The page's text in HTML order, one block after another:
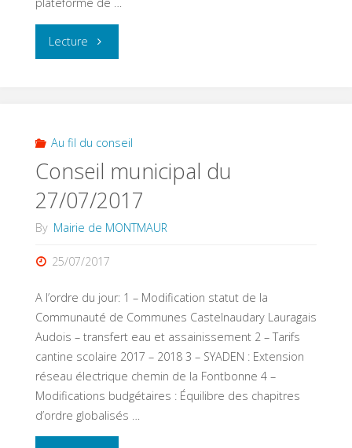
Lecture "Conseil
19/10/2017"
Au fil du conseil
Conseil municipal du
27/07/2017
By Mairie de MONTMAUR
25/07/2017
A l’ordre du jour: 1 – Modification statut de la
Communauté de Communes Castelnaudary Lauragais
Audois – transfert eau et assainissement 2 – Tarifs
cantine scolaire 2017 – 2018 3 – SYADEN : Extension
réseau électrique chemin de la Fontbonne 4 –
Modifications budgétaires : Équilibre des chapitres
d’ordre globalisés …